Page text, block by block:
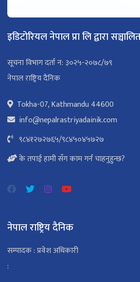
इडिटोरियल नेपाल प्रा लि द्वारा
सूचना विभाग दर्ता न: ३०२५-२०७८/७९
नेपाल राष्ट्रिय दैनिक
Tokha-07, Kathmandu 44600
info@nepalrastriyadainik.com
९८४१२७२७६५/९८४५०४५७२७
के तपाई हामी सँग काम गर्न चाहनुहुन्छ?
नेपाल राष्ट्रिय दैनिक
सम्पादक : प्रवेश अधिकारी
: